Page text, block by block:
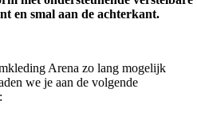
en smal aan de achterkant.
Arena zo lang mogelijk
we je aan de volgende